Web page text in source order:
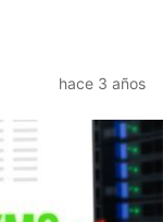
hace 3 años